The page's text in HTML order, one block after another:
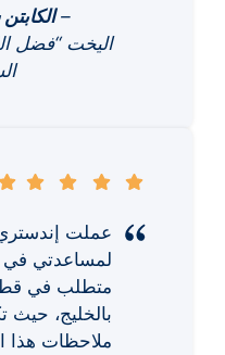
–
اليخت “فضل
عملت إندستري
لمساعدتي في
متطلب في
بالخليج، حيث
ملاحظات هذا